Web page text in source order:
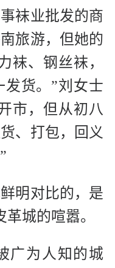
袜业批发的商
旅游，但她的
袜、钢丝袜，
发货。”刘女士
市，但从初八
、打包，回义
明对比的，是
城的喧嚣。
广为人知的城